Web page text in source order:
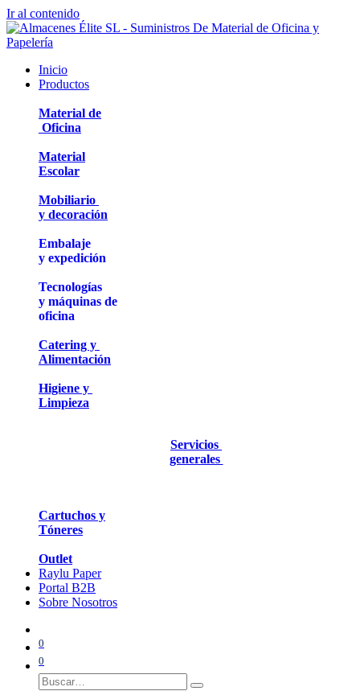
Ir al contenido
Inicio
Productos
Material de
Oficina
Material
Escolar
Mobiliario
y decoración
Embalaje
y expedición
Tecnologías
y máquinas de
oficina
Catering y
Alimentación
Higiene y
Limpieza
Servicios
generales
Cartuchos y
Tóneres
Outlet
Raylu Paper
Portal B2B
Sobre Nosotros
0
0